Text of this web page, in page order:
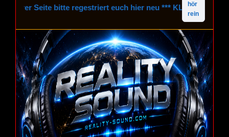
Seite bitte regestriert euch hier neu *** KLICK HIER ***
hör
rein